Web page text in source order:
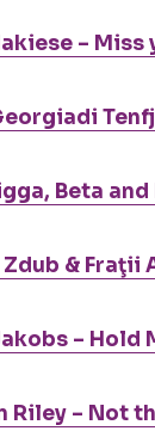
– Miss
Beta
& Fraţii
– Hold
– Not